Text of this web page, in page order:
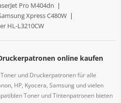
Pro M404dn |
Xpress C480W |
HL-L3210CW
online kaufen
und Druckerpatronen für alle
HP, Kyocera, Samsung und vielen
Toner und Tintenpatronen bieten